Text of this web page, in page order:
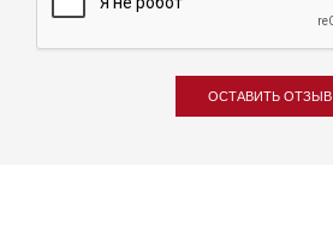
ОСТАВИТЬ ОТЗЫВ